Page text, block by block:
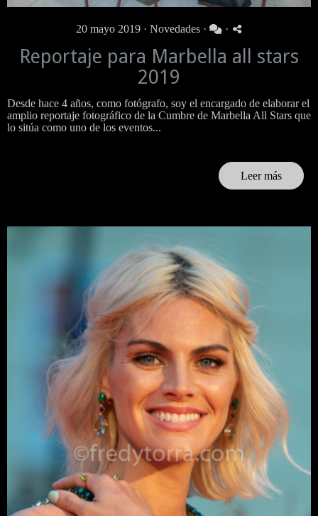
20 mayo 2019 · Novedades· ·
Reportaje para Marbella all stars
2019
Desde hace 4 años, como fotógrafo, soy el encargado de elaborar el
amplio reportaje fotográfico de la Cumbre de Marbella All Stars que
lo sitúa como uno de los eventos...
Leer más